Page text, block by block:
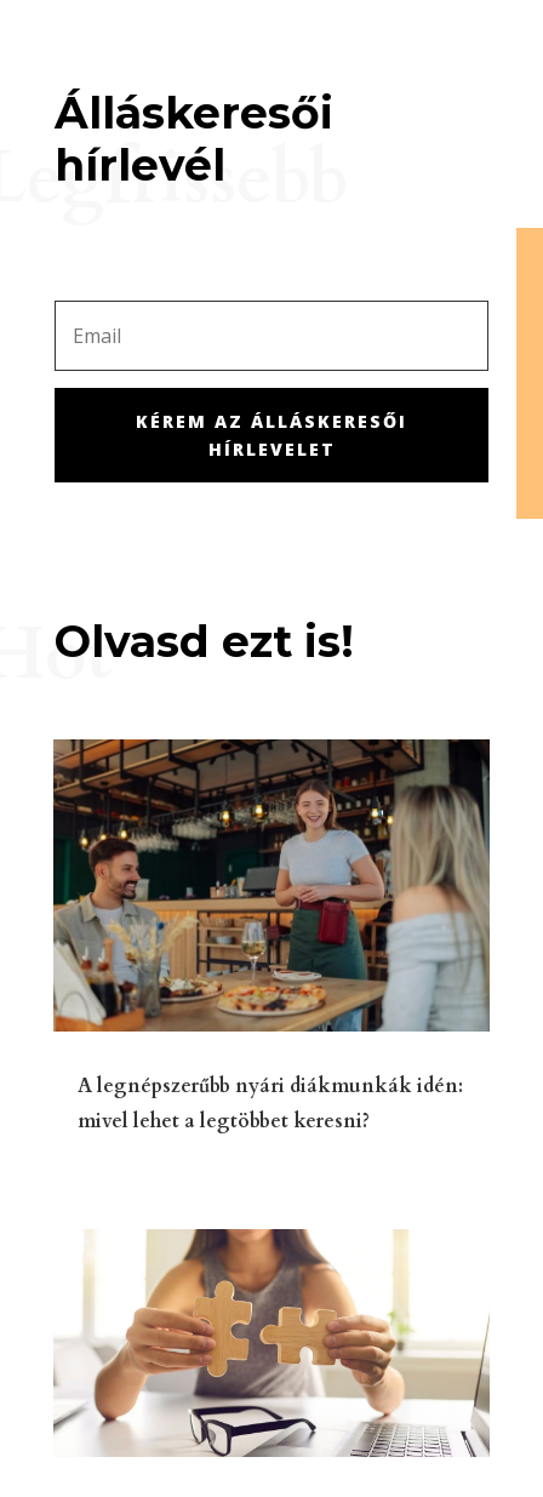
Álláskeresői
hírlevél
KÉREM AZ ÁLLÁSKERESŐI
HÍRLEVELET
Olvasd ezt is!
A legnépszerűbb nyári diákmunkák idén:
mivel lehet a legtöbbet keresni?